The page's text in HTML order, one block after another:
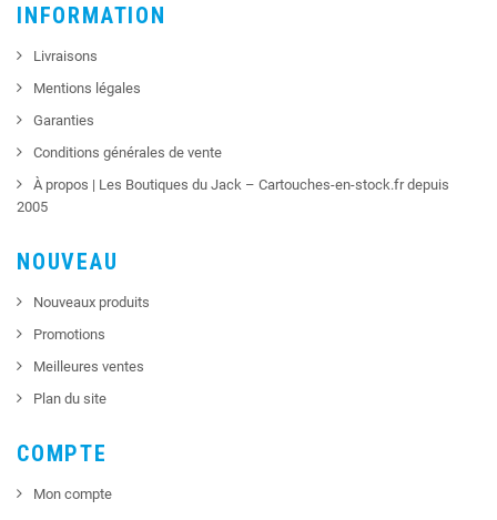
INFORMATION
Livraisons
Mentions légales
Garanties
Conditions générales de vente
À propos | Les Boutiques du Jack – Cartouches-en-stock.fr depuis
2005
NOUVEAU
Nouveaux produits
Promotions
Meilleures ventes
Plan du site
COMPTE
Mon compte